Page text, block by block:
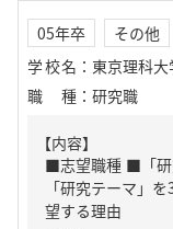
05年卒 その他
学校名 ： 東京理科
職種 ： 研究職
【内容】
■志望職種 ■「研究職」を志望した人のみ、大学院での
「研究テーマ」
望する理由